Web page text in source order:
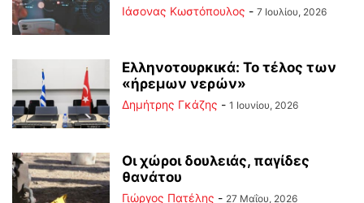
Ιάσονας Κωστόπουλος - 7 Ιουλίου, 2026
Ελληνοτουρκικά: Το τέλος των
«ήρεμων νερών»
Δημήτρης Γκάζης - 1 Ιουνίου, 2026
Οι χώροι δουλειάς, παγίδες
θανάτου
Γιώργος Πατέλης - 27 Μαΐου, 2026